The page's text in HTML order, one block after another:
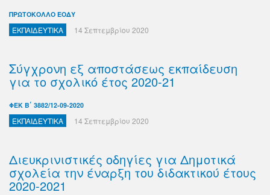
ΠΡΩΤΟΚΟΛΛΟ ΕΟΔΥ
ΕΚΠΑΙΔΕΥΤΙΚΑ 14 Σεπτεμβρίου 2020
Σύγχρονη εξ αποστάσεως εκπαίδευση
για το σχολικό έτος 2020-21
ΦΕΚ Β΄ 3882/12-09-2020
ΕΚΠΑΙΔΕΥΤΙΚΑ 14 Σεπτεμβρίου 2020
Διευκρινιστικές οδηγίες για Δημοτικά
σχολεία την έναρξη του διδακτικού έτους
2020-2021